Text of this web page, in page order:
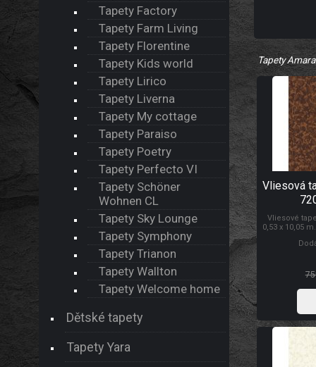
Tapety Amara
Vliesová
Vliesové
0,53 x 10,05
tapety na
Tapety Factory
Tapety Farm Living
Tapety Florentine
Tapety Kids world
Tapety Lirico
Tapety Liverna
Tapety My cottage
Tapety Paraiso
Tapety Poetry
Tapety Perfecto VI
Tapety Schöner
Wohnen CL
Tapety Sky Lounge
Tapety Symphony
Tapety Trianon
Tapety Wallton
Tapety Welcome home
Dětské tapety
Tapety Yara